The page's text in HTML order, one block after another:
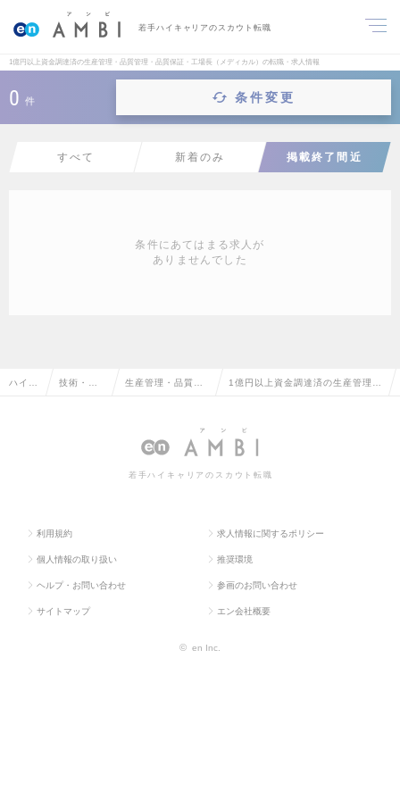
若手ハイキャリアのスカウト転職
1億円以上資金調達済の生産管理・品質管理・品質保証・工場長（メディカル）の転職・求人情報
0 件 条件変更
すべて 新着のみ 掲載終了間近
条件にあてはまる求人が
ありませんでした
ハイク 技術・専 生産管理・品質管
場長（メディカ
1億円以上資金調達済の生産管理・
ディカル）の転職・求人情報一覧
若手ハイキャリアのスカウト転職
利用規約 求人情報に関するポリシー
個人情報の取り扱い 推奨環境
ヘルプ・お問い合わせ 参画のお問い合わせ
サイトマップ エン会社概要
© en Inc.